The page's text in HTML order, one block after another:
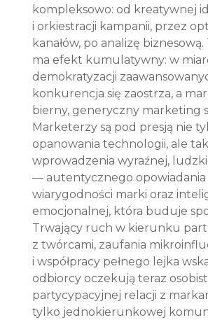
kompleksowo: od kreatywnej
i orkiestracji kampanii, przez
kanałów, po analizę biznesową.
ma efekt kumulatywny: w
demokratyzacji
konkurencja się zaostrza, a
bierny, generyczny marketing
Marketerzy są pod presją nie
opanowania technologii, ale
wprowadzenia wyraźnej,
— autentycznego opowiadania
wiarygodności marki oraz
emocjonalnej, która buduje
Trwający ruch w kierunku
z twórcami, zaufania
i współpracy pełnego lejka
odbiorcy oczekują teraz
partycypacyjnej relacji z
tylko jednokierunkowej